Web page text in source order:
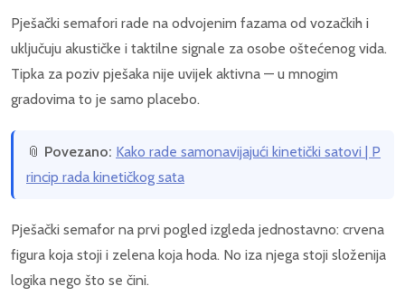
Pješački semafori rade na odvojenim fazama od vozačkih i
uključuju akustičke i taktilne signale za osobe oštećenog vida.
Tipka za poziv pješaka nije uvijek aktivna — u mnogim
gradovima to je samo placebo.
📎 Povezano: Kako rade samonavijajući kinetički satovi | P
rincip rada kinetičkog sata
Pješački semafor na prvi pogled izgleda jednostavno: crvena
figura koja stoji i zelena koja hoda. No iza njega stoji složenija
logika nego što se čini.